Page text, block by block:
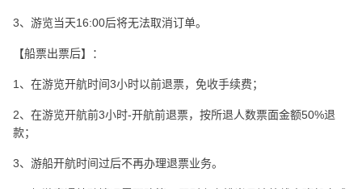
3、游览当天16:00后将无法取消订单。
【船票出票后】：
1、在游览开航时间3小时以前退票，免收手续费；
2、在游览开航前3小时-开航前退票，按所退人数票面金额50%退
款；
3、游船开航时间过后不再办理退票业务。